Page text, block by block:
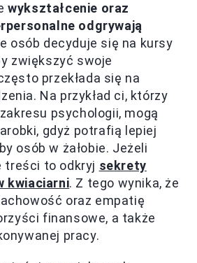
wykształcenie oraz
odgrywają
osób decyduje się na kursy
zwiększyć swoje
przekłada się na
Na przykład ci, którzy
psychologii, mogą
gdyż potrafią lepiej
osób w żałobie. Jeżeli
treści to odkryj sekrety
kwiaciarni. Z tego wynika, że
oraz empatię
finansowe, a także
pracy.